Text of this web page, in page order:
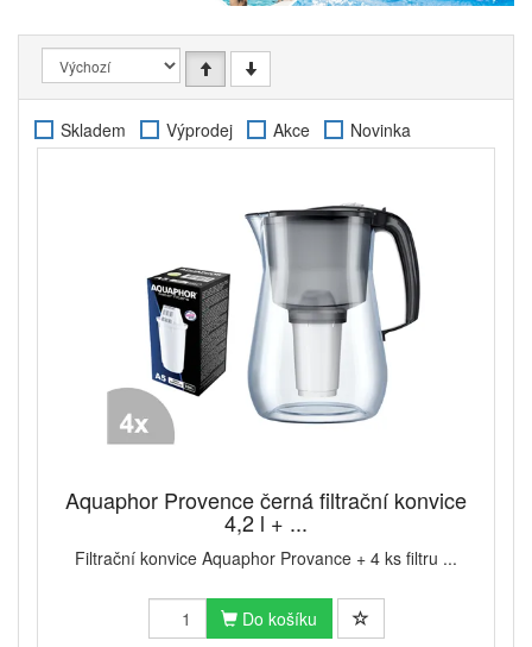
Skladem Výprodej Akce Novinka
Aquaphor Provence černá filtrační konvice
4,2 l + ...
Filtrační konvice Aquaphor Provance + 4 ks filtru ...
Do košíku